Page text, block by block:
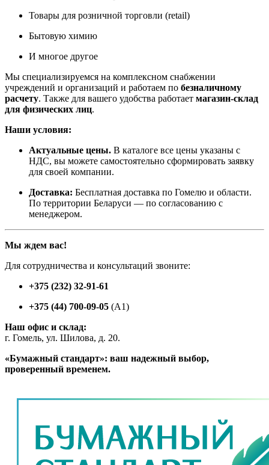
Товары для розничной торговли (retail)
Бытовую химию
И многое другое
Мы специализируемся на комплексном снабжении
учреждений и организаций и работаем по безналичному
расчету. Также для вашего удобства работает магазин-склад
для физических лиц.
Наши условия:
Актуальные цены. В каталоге все цены указаны с
НДС, вы можете самостоятельно сформировать заявку
для своей компании.
Доставка: Бесплатная доставка по Гомелю и области.
По территории Беларуси — по согласованию с
менеджером.
Мы ждем вас!
Для сотрудничества и консультаций звоните:
+375 (232) 32-91-61
+375 (44) 700-09-05 (A1)
Наш офис и склад:
г. Гомель, ул. Шилова, д. 20.
«Бумажный стандарт»: ваш надежный выбор,
проверенный временем.